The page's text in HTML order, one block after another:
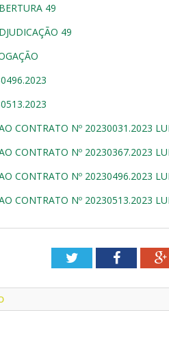
49
49
CONTRATO Nº 20230031.2023
CONTRATO Nº 20230367.2023
CONTRATO Nº 20230496.2023
CONTRATO Nº 20230513.2023
TwitterFacebook